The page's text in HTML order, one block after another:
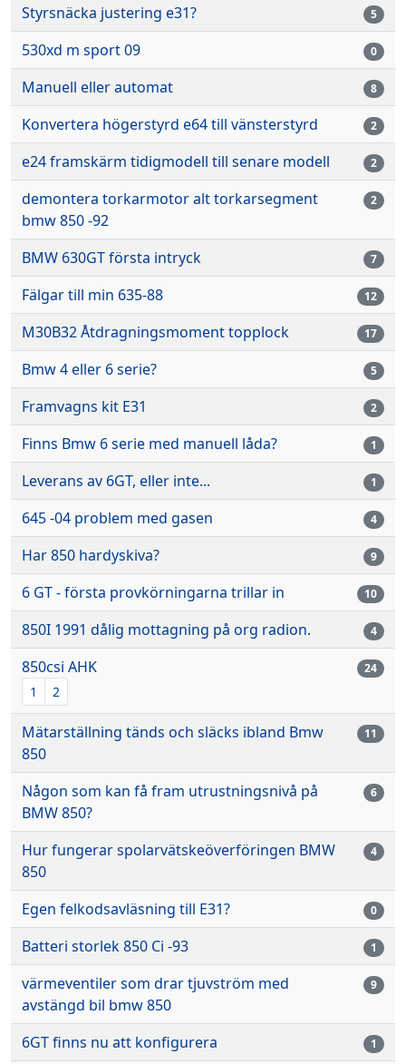
Styrsnäcka justering e31? 5
530xd m sport 09 0
Manuell eller automat 8
Konvertera högerstyrd e64 till vänsterstyrd 2
e24 framskärm tidigmodell till senare modell 2
demontera torkarmotor alt torkarsegment
bmw 850 -92
2
BMW 630GT första intryck 7
Fälgar till min 635-88 12
M30B32 Åtdragningsmoment topplock 17
Bmw 4 eller 6 serie? 5
Framvagns kit E31 2
Finns Bmw 6 serie med manuell låda? 1
Leverans av 6GT, eller inte... 1
645 -04 problem med gasen 4
Har 850 hardyskiva? 9
6 GT - första provkörningarna trillar in 10
850I 1991 dålig mottagning på org radion. 4
850csi AHK
1 2
24
Mätarställning tänds och släcks ibland Bmw
850
11
Någon som kan få fram utrustningsnivå på
BMW 850?
6
Hur fungerar spolarvätskeöverföringen BMW
850
4
Egen felkodsavläsning till E31? 0
Batteri storlek 850 Ci -93 1
värmeventiler som drar tjuvström med
avstängd bil bmw 850
9
6GT finns nu att konfigurera 1